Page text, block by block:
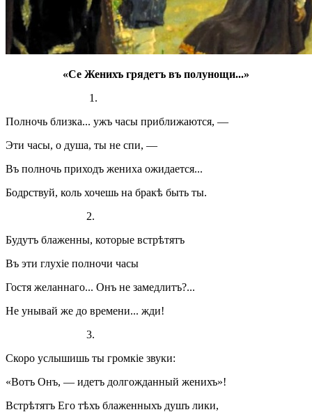
«Се Женихъ грядетъ въ полунощи...»
1.
Полночь близка... ужъ часы приближаются, —
Эти часы, о душа, ты не спи, —
Въ полночь приходъ жениха ожидается...
Бодрствуй, коль хочешь на бракѣ быть ты.
2.
Будутъ блаженны, которые встрѣтятъ
Въ эти глухіе полночи часы
Гостя желаннаго... Онъ не замедлитъ?...
Не унывай же до времени... жди!
3.
Скоро услышишь ты громкіе звуки:
«Вотъ Онъ, — идетъ долгожданный женихъ»!
Встрѣтятъ Его тѣхъ блаженныхъ душъ лики,